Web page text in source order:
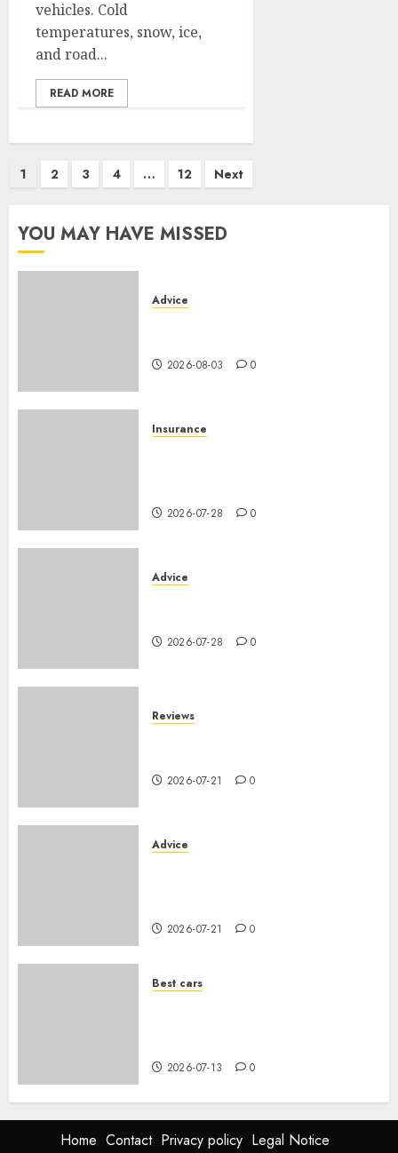
vehicles. Cold
temperatures, snow, ice,
and road...
READ MORE
Posts
1 2 3 4 … 12 Next
YOU MAY HAVE MISSED
Advice
2026-08-03 0
Insurance
2026-07-28 0
Advice
2026-07-28 0
Reviews
2026-07-21 0
Advice
2026-07-21 0
Best cars
2026-07-13 0
Home Contact Privacy policy Legal Notice